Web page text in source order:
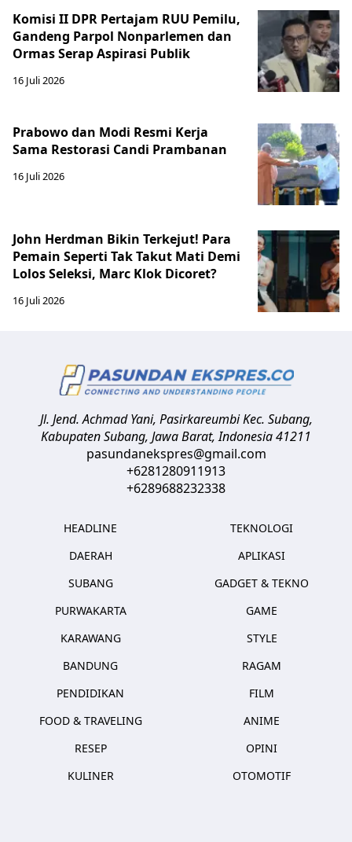
Komisi II DPR Pertajam RUU Pemilu,
Gandeng Parpol Nonparlemen dan
Ormas Serap Aspirasi Publik
16 Juli 2026
Prabowo dan Modi Resmi Kerja
Sama Restorasi Candi Prambanan
16 Juli 2026
John Herdman Bikin Terkejut! Para
Pemain Seperti Tak Takut Mati Demi
Lolos Seleksi, Marc Klok Dicoret?
16 Juli 2026
Jl. Jend. Achmad Yani, Pasirkareumbi Kec. Subang,
Kabupaten Subang, Jawa Barat,Indonesia41211
pasundanekspres@gmail.com
+6281280911913
+6289688232338
HEADLINE
DAERAH
SUBANG
PURWAKARTA
KARAWANG
BANDUNG
PENDIDIKAN
FOOD & TRAVELING
RESEP
KULINER
TEKNOLOGI
APLIKASI
GADGET & TEKNO
GAME
STYLE
RAGAM
FILM
ANIME
OPINI
OTOMOTIF